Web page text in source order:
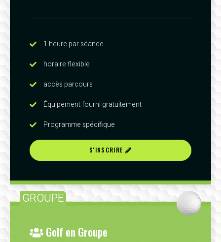
1 heure par séance
horaire flexible
accès parcours
Équipement fourni gratuitement
Programme spécifique
S'INSCRIRE
GROUPE
Golf en Groupe